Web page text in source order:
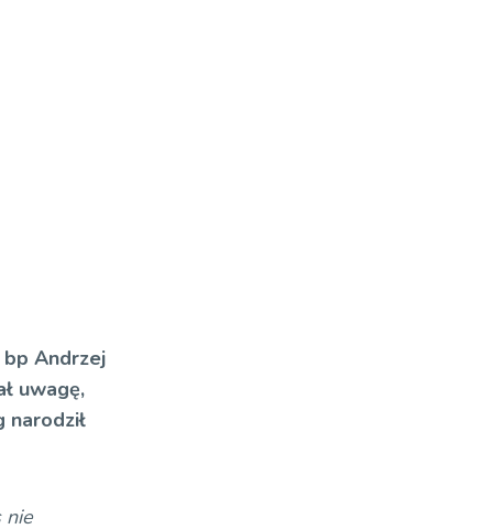
bp Andrzej
uwagę,
narodził
nie